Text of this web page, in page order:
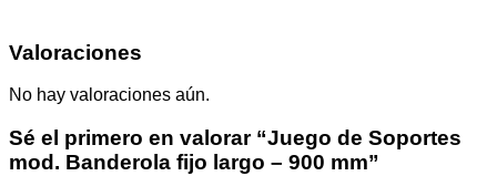
Valoraciones
No hay valoraciones aún.
Sé el primero en valorar “Juego de Soportes
mod. Banderola fijo largo – 900 mm”